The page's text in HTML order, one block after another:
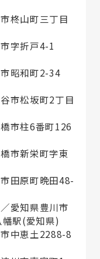
柊山町三丁目
市字折戸4-1
市昭和町2-34
市松坂町2丁目
市柱6番町126
市新栄町字東
田原町晩田48-
愛知県豊川市
駅(愛知県)
中恵土2288-8